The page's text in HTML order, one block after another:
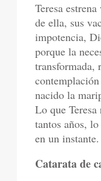
Teresa
de ella, sus
impotencia,
porque la
transformada,
nacido la
Lo que
tantos años,
en un instante.
Catarata de